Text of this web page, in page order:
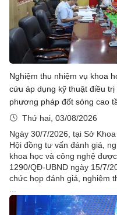
Nghiệm thu nhiệm vụ khoa
cứu áp dụng kỹ thuật điều
phương pháp đốt sóng cao
Sơn”Thứ hai, 03/08/2026
Ngày 30/7/2026, tại Sở
Hội đồng tư vấn đánh giá,
khoa học và công nghệ
1290/QĐ-UBND ngày 15/7/
chức họp đánh giá, nghiệm